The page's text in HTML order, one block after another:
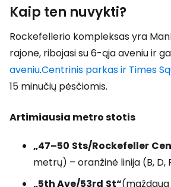
Kaip ten nuvykti?
Rockefellerio kompleksas yra
rajone, ribojasi su 6-ąja aveniu ir
aveniu.Centrinis parkas ir Times
15 minučių pėsčiomis.
Artimiausia metro stotis
„47–50 Sts/Rockefeller
metrų) – oranžinė linija (B, D,
„5th Ave/53rd St“